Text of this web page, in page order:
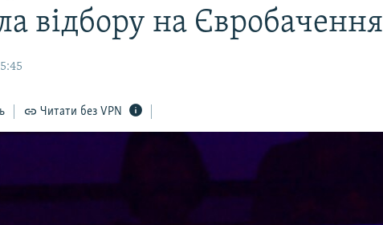
відбору на Євробачення
Читати без VPN